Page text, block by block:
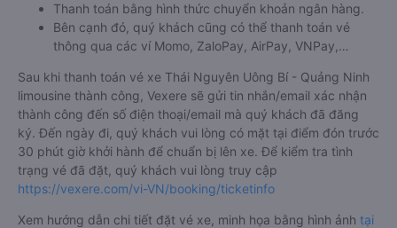
Thanh toán bằng hình thức chuyển khoản ngân hàng.
Bên cạnh đó, quý khách cũng có thể thanh toán vé
thông qua các ví Momo, ZaloPay, AirPay, VNPay,…
Sau khi thanh toán vé xe Thái Nguyên Uông Bí - Quảng Ninh
limousine thành công, Vexere sẽ gửi tin nhắn/email xác nhận
thành công đến số điện thoại/email mà quý khách đã đăng
ký. Đến ngày đi, quý khách vui lòng có mặt tại điểm đón trước
30 phút giờ khởi hành để chuẩn bị lên xe. Để kiểm tra tình
trạng vé đã đặt, quý khách vui lòng truy cập
https://vexere.com/vi-VN/booking/ticketinfo
Xem hướng dẫn chi tiết đặt vé xe, minh họa bằng hình ảnh tại